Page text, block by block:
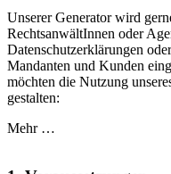
Unserer Generator wird
RechtsanwältInnen oder
Datenschutzerklärungen
Mandanten und Kunden
möchten die Nutzung
gestalten:
Mehr …